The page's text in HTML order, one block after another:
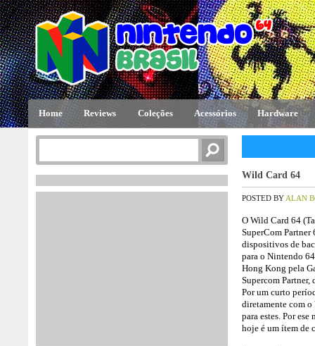
Home Reviews Coleções Acessórios Hardware
Wild Card 64
POSTED BY ALAN
O Wild Card 64
SuperCom
dispositivos de
para o Nintendo
Hong Kong pela
Supercom
Por um curto
diretamente com
para estes. Por
hoje é um ítem de